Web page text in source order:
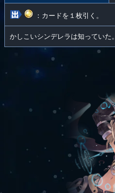
：カードを１枚引く。
かしこいシンデレラは知っていた。